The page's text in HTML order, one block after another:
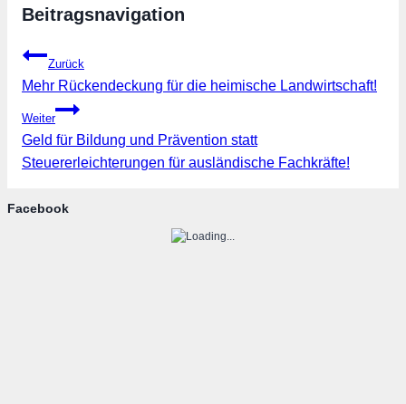
Beitragsnavigation
Zurück
Mehr Rückendeckung für die heimische Landwirtschaft!
Weiter
Geld für Bildung und Prävention statt
Steuererleichterungen für ausländische Fachkräfte!
Facebook